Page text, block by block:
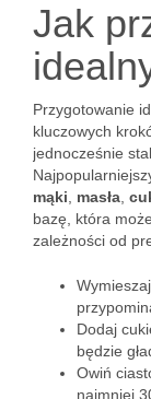
Jak
Przygotowanie
kluczowych
jednocześnie
mąki
masła
bazę, która
zależności od
Dodaj
będzie
Owiń
najmniej